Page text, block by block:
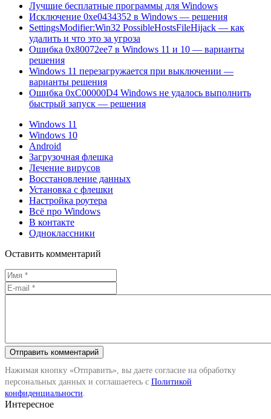
Лучшие бесплатные программы для Windows
Исключение 0xe0434352 в Windows — решения
SettingsModifier:Win32 PossibleHostsFileHijack — как
удалить и что это за угроза
Ошибка 0x80072ee7 в Windows 11 и 10 — варианты
решения
Windows 11 перезагружается при выключении —
варианты решения
Ошибка 0xC00000D4 Windows не удалось выполнить
быстрый запуск — решения
Windows 11
Windows 10
Android
Загрузочная флешка
Лечение вирусов
Восстановление данных
Установка с флешки
Настройка роутера
Всё про Windows
В контакте
Одноклассники
Оставить комментарий
Нажимая кнопку «Отправить», вы даете согласие на обработку
персональных данных и соглашаетесь с Политикой
конфиденциальности.
Интересное